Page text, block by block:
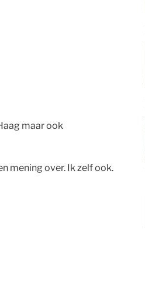
maar ook
mening over. Ik zelf ook.